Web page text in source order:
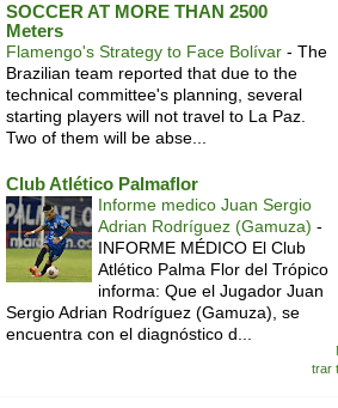
SOCCER AT MORE THAN 2500
Meters
Flamengo's Strategy to Face Bolívar - The
Brazilian team reported that due to the
technical committee's planning, several
starting players will not travel to La Paz.
Two of them will be abse...
Club Atlético Palmaflor
Informe medico Juan Sergio
Adrian Rodríguez (Gamuza) -
INFORME MÉDICO El Club
Atlético Palma Flor del Trópico
informa: Que el Jugador Juan
Sergio Adrian Rodríguez (Gamuza), se
encuentra con el diagnóstico d...
trar